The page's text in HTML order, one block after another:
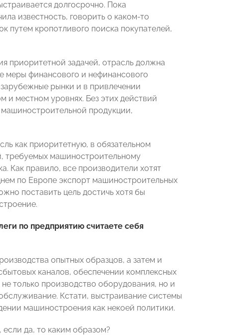
долгосрочно. Пока
известность, говорить о каком-то
путем кропотливого поиска покупателей,
приоритетной задачей, отрасль должна
меры финансового и нефинансового
рынки и в привлечении
и местном уровнях. Без этих действий
продукции,
как приоритетную, в обязательном
требуемых машиностроительному
Как правило, все производители хотят
по Европе экспорт машиностроительных
поставить цель достичь хотя бы
по предприятию считаете себя
опытных образцов, а затем и
каналов, обеспечении комплексных
только производство оборудования, но и
Кстати, выстраивание системы
машиностроения как некоей политики.
да, то каким образом?